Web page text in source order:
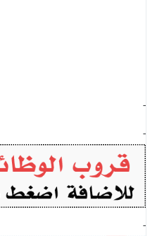
-
-
-